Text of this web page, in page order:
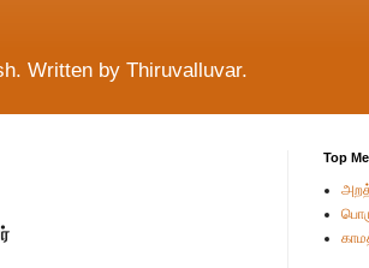
Written by Thiruvalluvar.
Top